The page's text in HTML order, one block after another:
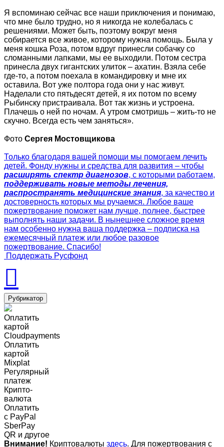
Я вспоминаю сейчас все наши приключения и понимаю,
что мне было трудно, но я никогда не колебалась с
решениями. Может быть, поэтому вокруг меня
собирается все живое, которому нужна помощь. Была у
меня кошка Роза, потом вдруг принесли собачку со
сломанными лапками, мы ее выходили. Потом сестра
принесла двух гигантских улиток – ахатин. Взяла себе
где-то, а потом поехала в командировку и мне их
оставила. Вот уже полтора года они у нас живут.
Наделали сто пятьдесят детей, я их потом по всему
Рыбинску пристраивала. Вот так жизнь и устроена.
Плачешь о ней по ночам. А утром смотришь – жить-то не
скучно. Всегда есть чем заняться».
Фото Сергея Мостовщикова
Только благодаря вашей помощи мы помогаем лечить
детей. Фонду нужны и средства для развития – чтобы
расширять спектр диагнозов, с которыми работаем,
поддерживать новые методы лечения,
распространять медицинские знания, за качество и
достоверность которых мы ручаемся. Любое ваше
пожертвование поможет нам лучше, полнее, быстрее
выполнять наши задачи. В нынешнее сложное время
нам особенно нужна ваша поддержка – подписка на
ежемесячный платеж или любое разовое
пожертвование. Спасибо!
Поддержать Русфонд
Рубрикатор
Оплатить
картой
Cloudpayments
Оплатить
картой
Mixplat
Регулярный
платеж
Крипто-
валюта
Оплатить
c PayPal
SberPay
QR и другое
Внимание! Криптовалюты здесь. Для пожертвования с